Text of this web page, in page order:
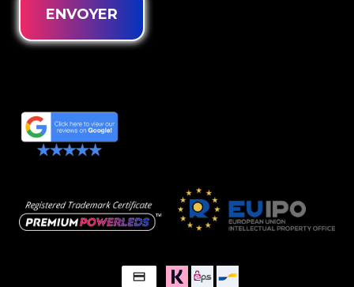
ENVOYER